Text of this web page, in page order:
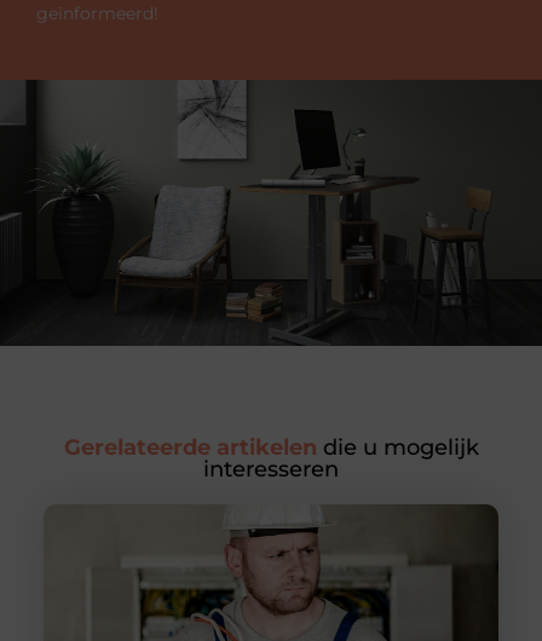
geïnformeerd!
Gerelateerde artikelen die u mogelijk
interesseren